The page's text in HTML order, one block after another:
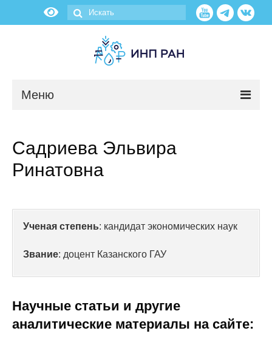
Меню
О нас
Сотрудники
Отчетность
Противодействие коррупции
Садриева Эльвира
Ринатовна
Ученая степень: кандидат экономических наук
Звание: доцент Казанского ГАУ
Научные статьи и другие
аналитические материалы на сайте: